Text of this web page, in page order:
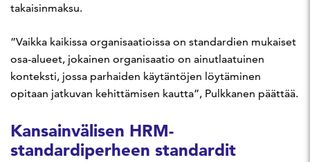
takaisinmaksu.
”Vaikka kaikissa organisaatioissa on standardien mukaiset
osa-alueet, jokainen organisaatio on ainutlaatuinen
konteksti, jossa parhaiden käytäntöjen löytäminen
opitaan jatkuvan kehittämisen kautta”, Pulkkanen päättää.
Kansainvälisen HRM-
standardiperheen standardit